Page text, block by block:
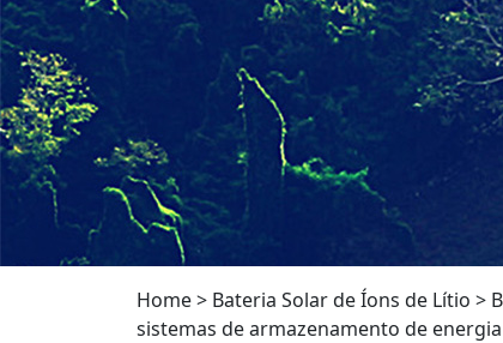
Home> Bateria Solar de Íons de Lítio >
sistemas de armazenamento de